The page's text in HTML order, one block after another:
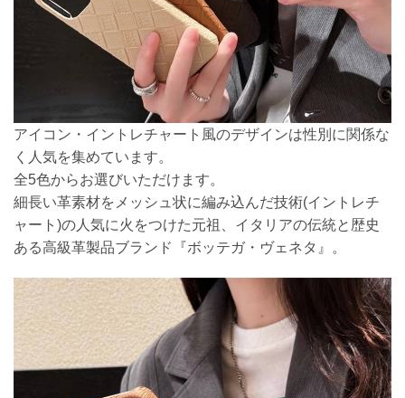
アイコン・イントレチャート風のデザインは性別に関係な
く人気を集めています。
全5色からお選びいただけます。
細長い革素材をメッシュ状に編み込んだ技術(イントレチ
ャート)の人気に火をつけた元祖、イタリアの伝統と歴史
ある高級革製品ブランド『ボッテガ・ヴェネタ』。